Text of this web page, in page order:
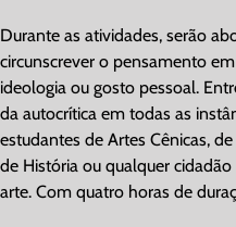
Durante as atividades, serão
circunscrever o pensamento
ideologia ou gosto pessoal.
da autocrítica em todas as
estudantes de Artes Cênicas,
de História ou qualquer
arte. Com quatro horas de